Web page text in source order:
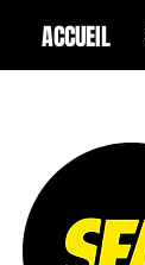
ACCUEIL